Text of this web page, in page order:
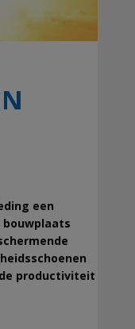
een
productiviteit